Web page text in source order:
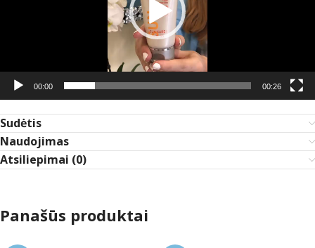
00:00 00:26
Sudėtis
Naudojimas
Atsiliepimai (0)
Panašūs produktai